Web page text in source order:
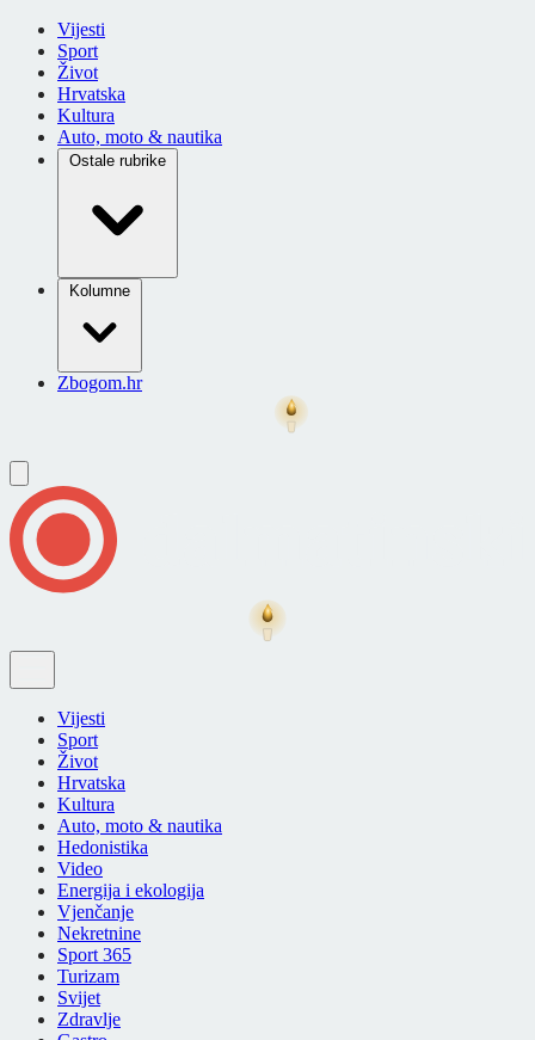
Vijesti
Sport
Život
Hrvatska
Kultura
Auto, moto & nautika
Ostale rubrike
Kolumne
Zbogom.hr
Vijesti
Sport
Život
Hrvatska
Kultura
Auto, moto & nautika
Hedonistika
Video
Energija i ekologija
Vjenčanje
Nekretnine
Sport 365
Turizam
Svijet
Zdravlje